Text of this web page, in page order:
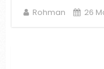
Rohman 26